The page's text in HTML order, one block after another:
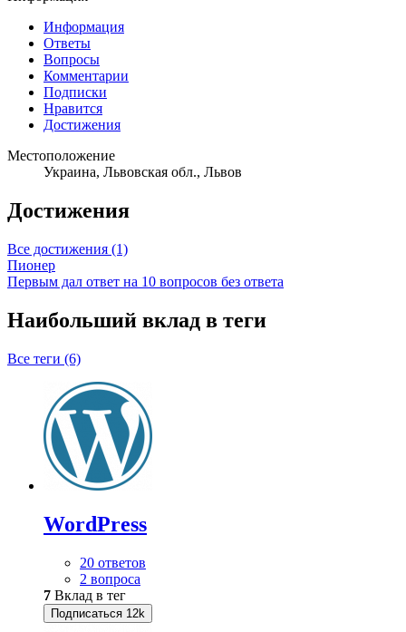
Информация
Ответы
Вопросы
Комментарии
Подписки
Нравится
Достижения
Местоположение
Украина, Львовская обл., Львов
Достижения
Все достижения (1)
Пионер
Первым дал ответ на 10 вопросов без ответа
Наибольший вклад в теги
Все теги (6)
WordPress
20 ответов
2 вопроса
7 Вклад в тег
Подписаться 12k